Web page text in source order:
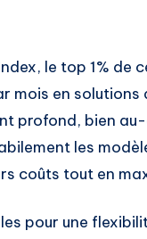
le top 1%
mois en solutions
profond, bien
les
coûts tout en
pour une